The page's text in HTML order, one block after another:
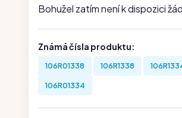
Bohužel zatím není k dispozici
Známá čísla produktu:
106R01338 106R1338
106R01334